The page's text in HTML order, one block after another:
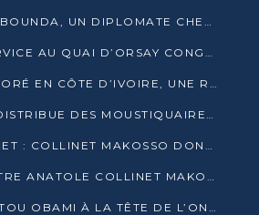
CONSTANT SERGE BOUNDA, UN DIPLOMATE CHEVRONNÉ AUX COMMANDES DES AFFAIRES ÉTRANGÈRES
PASSATION DE SERVICE AU QUAI D’ORSAY CONGOLAIS : GAKOSSO PASSE LE FLAMBEAU À BOUNDA
PAPA WEMBA HONORÉ EN CÔTE D’IVOIRE, UNE RUE PORTE DÉSORMAIS SON NOM
PALUDISME : TBC DISTRIBUE DES MOUSTIQUAIRES DANS DEUX CSI DE BRAZZAVILLE
CONSEIL DE CABINET : COLLINET MAKOSSO DONNE SES DERNIÈRES ORIENTATIONS
LE PREMIER MINISTRE ANATOLE COLLINET MAKOSSO DÉMISSIONNE AVEC SON GOUVERNEMENT
BRICE VOLTAIRE ETOU OBAMI À LA TÊTE DE L’ONEC-C POUR TROIS ANS